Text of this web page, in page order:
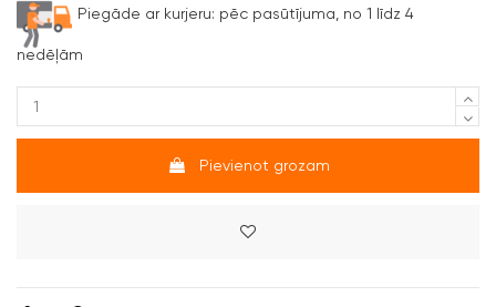
Piegāde ar kurjeru: pēc pasūtījuma, no 1 līdz 4
nedēļām
Pievienot grozam